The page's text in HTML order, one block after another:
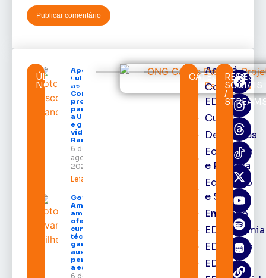
ÚLTIMAS
NOTÍCIAS
Após veto,
Lula envia
ao
Congresso
projeto
para criar
a UNIFRON
e grava
vídeo para
Randolfe
6 de
agosto de
2026
Leia mais »
Governo do
Amapá
amplia
oferta de
cursos
técnicos e
garante
auxílio
permanência
a estudantes
6 de agosto
CATEGORIAS
Amapá
Cortes
EDcast
Cultura
Destaques
Economia
e Política
Educação
e Saúde
Emprego
EDacademia
EDbrasília
EDcast
REDES
SOCIAIS
/